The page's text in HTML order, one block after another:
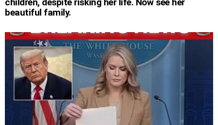
children, despite risking her life. Now see her
beautiful family.